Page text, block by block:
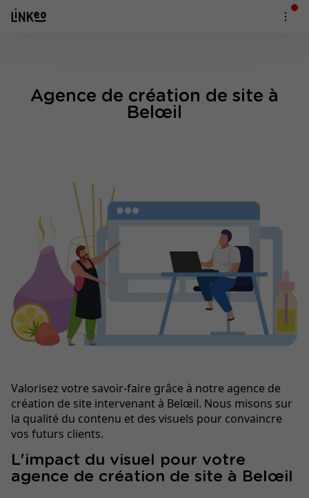
Agence de création de site à
Belœil
Valorisez votre savoir-faire grâce à notre agence de
création de site intervenant à Belœil. Nous misons sur
la qualité du contenu et des visuels pour convaincre
vos futurs clients.
L'impact du visuel pour votre
agence de création de site à Belœil